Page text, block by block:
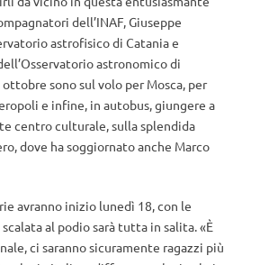
dell’INAF, Giuseppe
astrofisico di Catania e
astronomico di
sono sul volo per Mosca, per
e infine, in autobus, giungere a
centro culturale, sulla splendida
dove ha soggiornato anche Marco
avranno inizio lunedì 18, con le
al podio sarà tutta in salita. «È
ci saranno sicuramente ragazzi più